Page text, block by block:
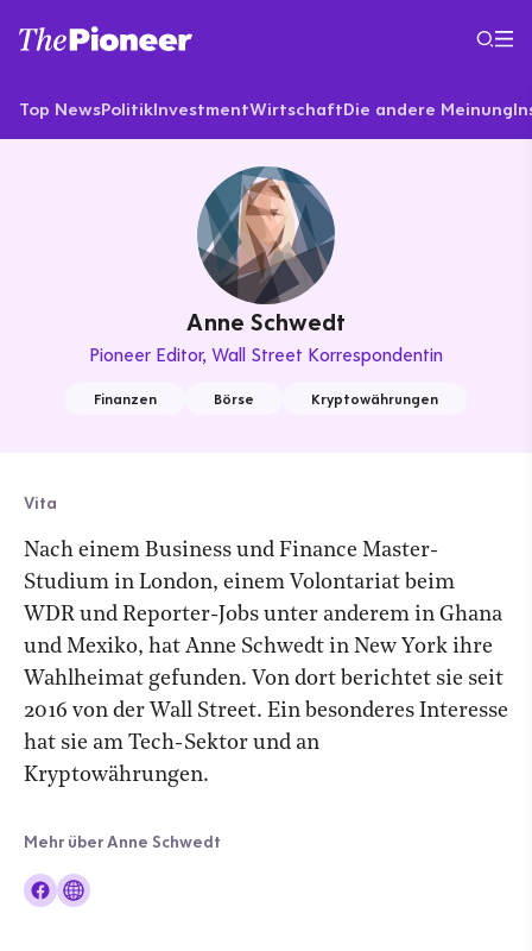
Top NewsPolitikInvestmentWirtschaftDie andere Meinung
Anne Schwedt
Pioneer Editor Wall Street Korrespondentin
Finanzen Börse Kryptowährungen
Vita
Nach einem Business und Finance Master-
Studium in London, einem Volontariat beim
WDR und Reporter-Jobs unter anderem in Ghana
und Mexiko, hat Anne Schwedt in New York ihre
Wahlheimat gefunden. Von dort berichtet sie seit
2016 von der Wall Street. Ein besonderes Interesse
hat sie am Tech-Sektor und an
Kryptowährungen.
Mehr über Anne Schwedt